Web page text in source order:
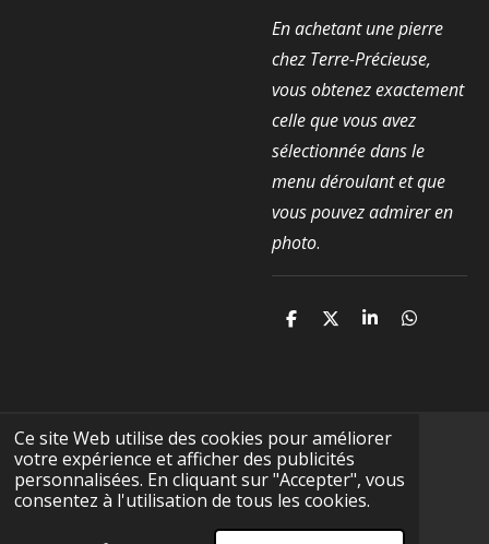
Ce site Web utilise des cookies pour améliorer
votre expérience et afficher des publicités
personnalisées. En cliquant sur "Accepter", vous
consentez à l'utilisation de tous les cookies.
En achetant une pierre
chez Terre-Précieuse,
vous obtenez exactement
celle que vous avez
sélectionnée dans le
menu déroulant et que
vous pouvez admirer en
photo.
P
r
P
r
P
r
P
F
a
c
I
n
s
Y
o
u
T
T
i
k
T
W
h
a
t
CGV